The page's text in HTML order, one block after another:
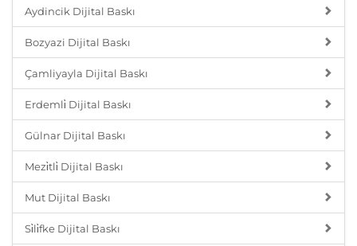
Aydincik Dijital Baskı
Bozyazi Dijital Baskı
Çamliyayla Dijital Baskı
Erdemli̇ Dijital Baskı
Gülnar Dijital Baskı
Mezi̇tli̇ Dijital Baskı
Mut Dijital Baskı
Si̇li̇fke Dijital Baskı